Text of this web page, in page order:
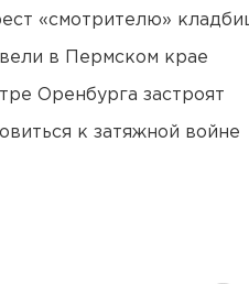
«смотрителю»
в Пермском крае
Оренбурга застроят
к затяжной войне